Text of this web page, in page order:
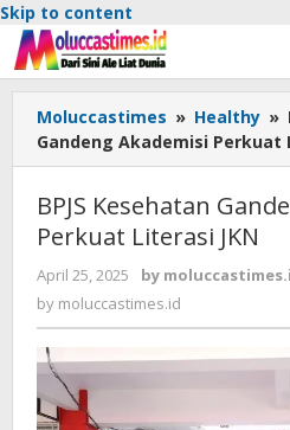
Skip to content
Moluccastimes » Healthy »
Gandeng Akademisi Perkuat
BPJS Kesehatan
Perkuat Literasi JKN
April 25, 2025 by
by moluccastimes.id